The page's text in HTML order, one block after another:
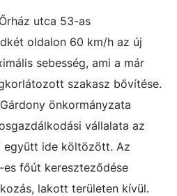
utca 53-as
oldalon 60 km/h az új
sebesség, ami a már
szakasz bővítése.
önkormányzata
vállalata az
együtt ide költözött. Az
es főút kereszteződése
lakott területen kívül.